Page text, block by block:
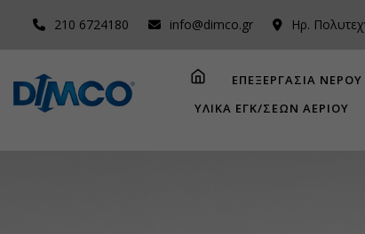
210 6724180 info@dimco.gr Ηρ.
ΕΠΕΞΕΡΓΑΣΙΑ ΝΕΡΟΥ
ΥΛΙΚΑ ΕΓΚ/ΣΕΩΝ ΑΕΡΙΟΥ